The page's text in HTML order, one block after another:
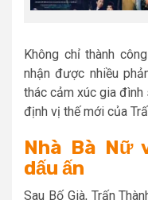
Không chỉ thành
nhận được nhiều
thác cảm xúc gia đình
định vị thế mới của
Nhà Bà Nữ
dấu ấn
Sau Bố Già, Trấn